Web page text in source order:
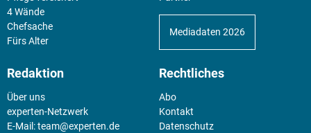
4 Wände
Chefsache
Fürs Alter
Mediadaten 2026
Redaktion
Über uns
experten-Netzwerk
E-Mail:team@experten.de
Rechtliches
Abo
Kontakt
Datenschutz